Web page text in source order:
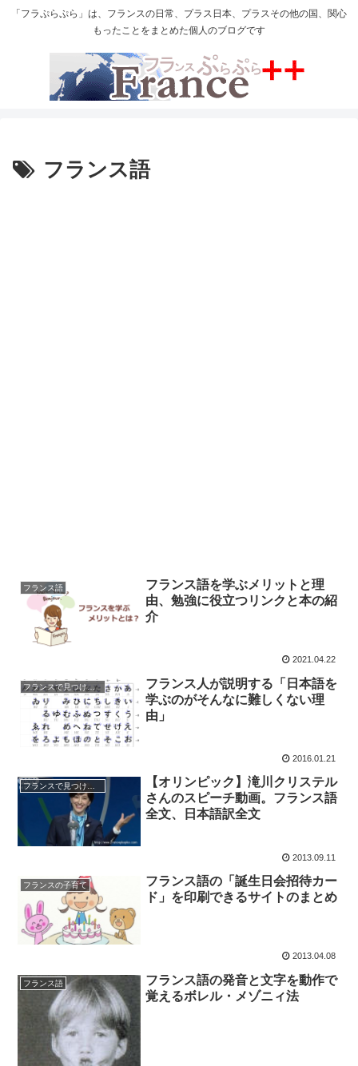
「フラぷらぷら」は、フランスの日常、プラス日本、プラスその他の国、関心
もったことをまとめた個人のブログです
フランス語
フランス語
フランス語を学ぶメリットと理
由、勉強に役立つリンクと本の紹
介
2021.04.22
フランスで見つけた日本
フランス人が説明する「日本語を
学ぶのがそんなに難しくない理
由」
2016.01.21
【オリンピック】滝川クリステル
さんのスピーチ動画。フランス語
全文、日本語訳全文
2013.09.11
フランスの子育て
フランス語の「誕生日会招待カー
ド」を印刷できるサイトのまとめ
2013.04.08
フランス語
フランス語の発音と文字を動作で
覚えるボレル・メゾニィ法